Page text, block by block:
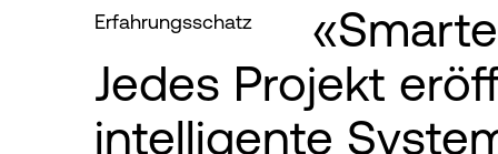
Erfahrungsschatz
Jedes Projekt
intelligente